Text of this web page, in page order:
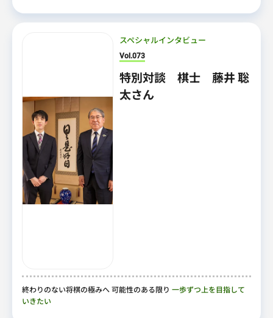
スペシャルインタビュー
Vol.073
特別対談 棋士 藤井 聡
太さん
終わりのない将棋の極みへ 可能性のある限り 一歩ずつ上を目指して
いきたい